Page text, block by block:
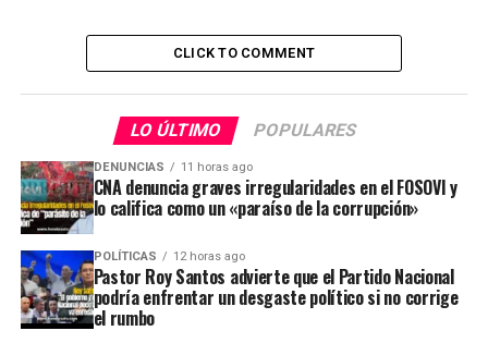
CLICK TO COMMENT
LO ÚLTIMO POPULARES
DENUNCIAS 11 horas ago
CNA denuncia graves irregularidades en el FOSOVI y
lo califica como un «paraíso de la corrupción»
POLÍTICAS 12 horas ago
Pastor Roy Santos advierte que el Partido Nacional
podría enfrentar un desgaste político si no corrige
el rumbo